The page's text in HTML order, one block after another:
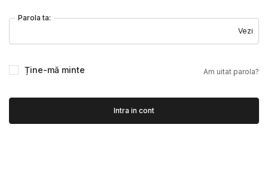
Parola ta:
Vezi
Ține-mă minte Am uitat parola?
Intra in cont